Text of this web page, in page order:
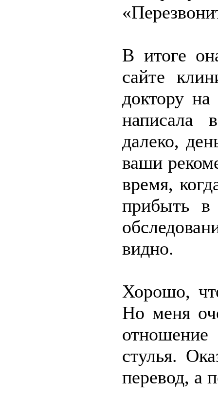
В итоге
сайте
доктору
написала
далеко,
ваши
время,
прибыть
видно.
Хорошо,
Но меня
стулья.
перевод, а